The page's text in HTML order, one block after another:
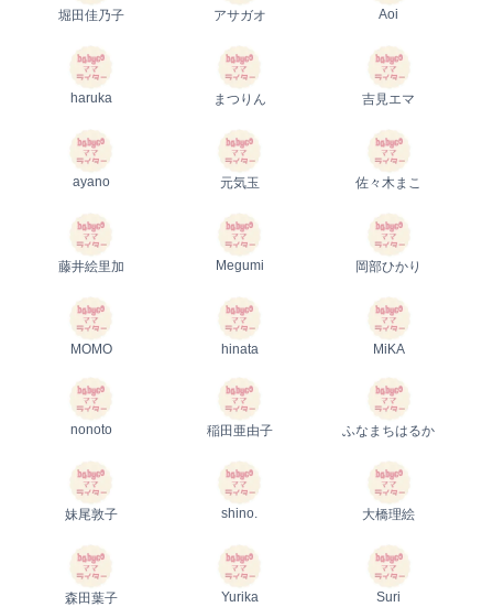
堀田佳乃子 アサガオ Aoi
haruka まつりん 吉見エマ
ayano 元気玉 佐々木まこ
藤井絵里加 Megumi 岡部ひかり
MOMO hinata MiKA
nonoto 稲田亜由子 ふなまちはるか
妹尾敦子 shino. 大橋理絵
森田葉子 Yurika Suri